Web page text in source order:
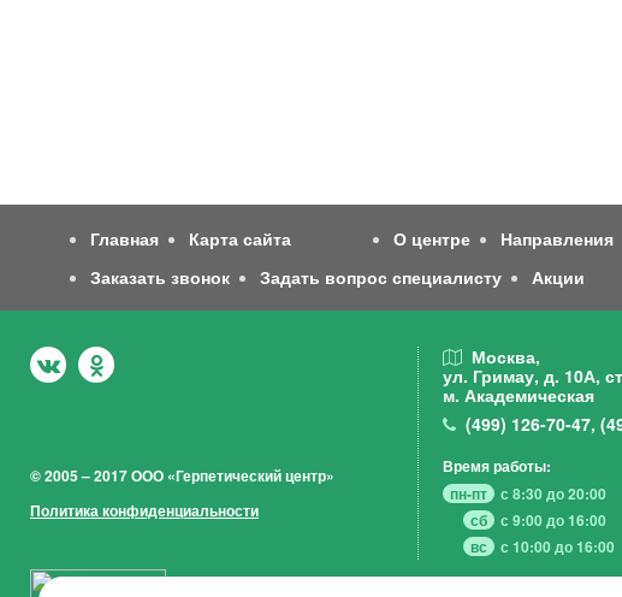
Главная Карта сайта О центре Направления
Заказать звонок
Задать вопрос специалисту Акции
© 2005 – 2017 ООО «Герпетический центр»
Политика конфиденциальности
Москва,
ул. Гримау, д. 10А,
м. Академическая
(499) 126-70-47,
Время работы:
пн-пт
с 8:30 до 20:00
сб
с 9:00 до 16:00
вс
с 10:00 до 16:00